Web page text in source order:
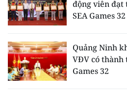
động viên đạt
SEA Games 32
Quảng Ninh
VĐV có thành
Games 32